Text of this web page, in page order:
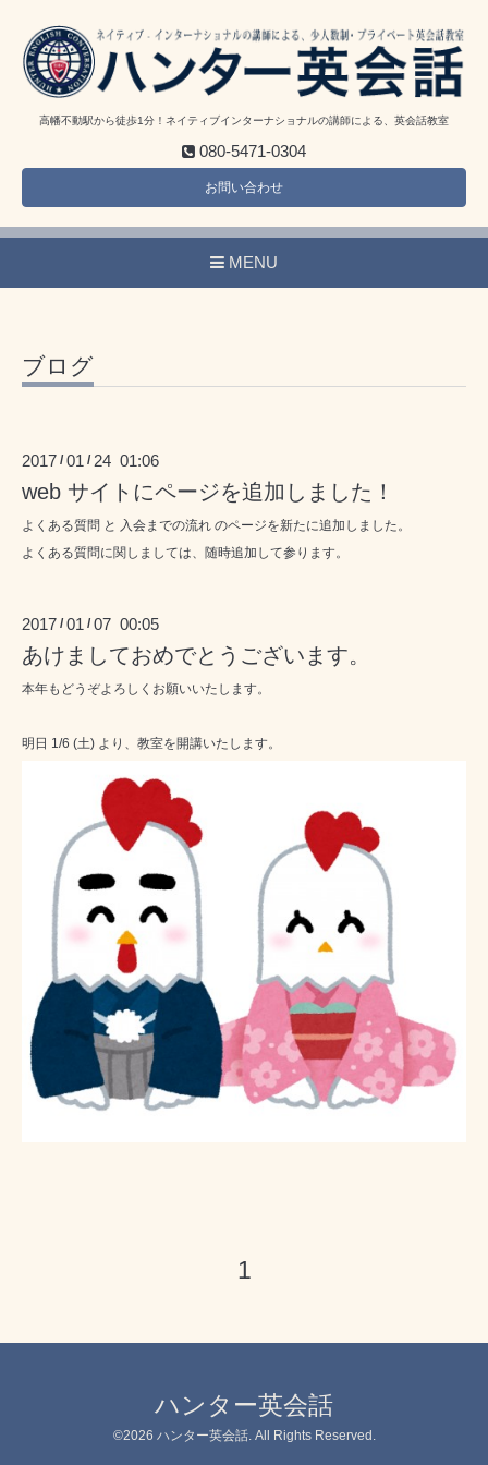
高幡不動駅から徒歩1分！ネイティブインターナショナルの講師による、英会話教室
080-5471-0304
お問い合わせ
MENU
ブログ
2017 /01 / 24 01:06
web サイトにページを追加しました！
よくある質問 と 入会までの流れ のページを新たに追加しました。
よくある質問に関しましては、随時追加して参ります。
2017 /01 /07 00:05
あけましておめでとうございます。
本年もどうぞよろしくお願いいたします。
明日 1/6 (土) より、教室を開講いたします。
1
ハンター英会話
©2026 ハンター英会話. All Rights Reserved.